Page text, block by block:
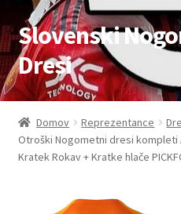
Skip
to
navigation
Skip
to
content
Slovenski
Dresi
Domov
Blog
Domov Reprezentance
Otroški Nogometni dresi kompleti
Kratek Rokav + Kratke hlače